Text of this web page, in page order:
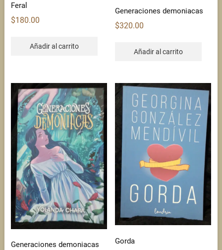
Feral
$180.00
Añadir al carrito
Generaciones demoniacas
$320.00
Añadir al carrito
Generaciones demoniacas
Gorda